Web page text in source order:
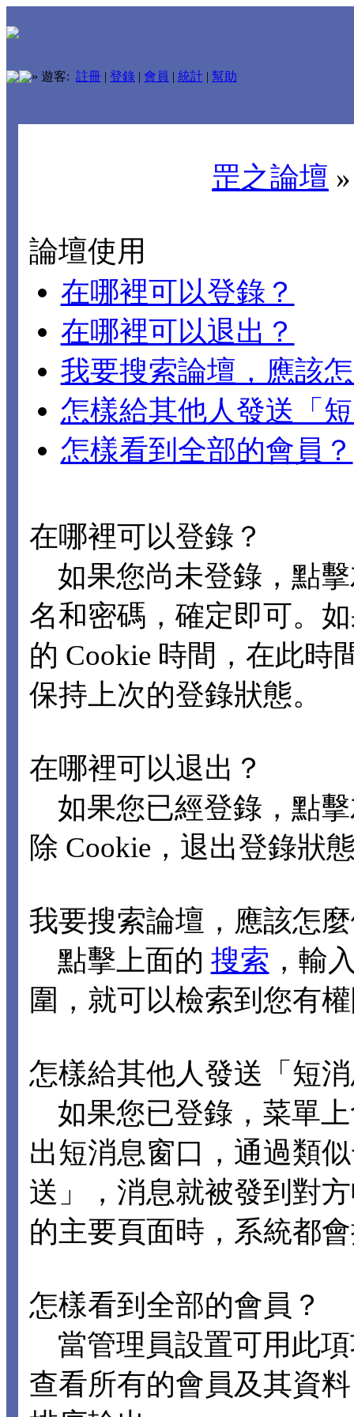
» 遊客: 註冊 | 登錄 | 會員 | 統計 | 幫助
罡之論壇
論壇使用
在哪裡可以登錄？
在哪裡可以退出？
我要搜索論壇，應該
怎樣給其他人發送「
怎樣看到全部的會員？
在哪裡可以登錄？
如果您尚未登錄，點
名和密碼，確定即可。
的 Cookie 時間，在此時
保持上次的登錄狀態。
在哪裡可以退出？
如果您已經登錄，點
除 Cookie，退出登錄狀
我要搜索論壇，應該怎
點擊上面的 搜索 ，輸
圍，就可以檢索到您有
怎樣給其他人發送「短
如果您已登錄，菜單
出短消息窗口，通過類
送」，消息就被發到對
的主要頁面時，系統都
怎樣看到全部的會員？
當管理員設置可用此
查看所有的會員及其資